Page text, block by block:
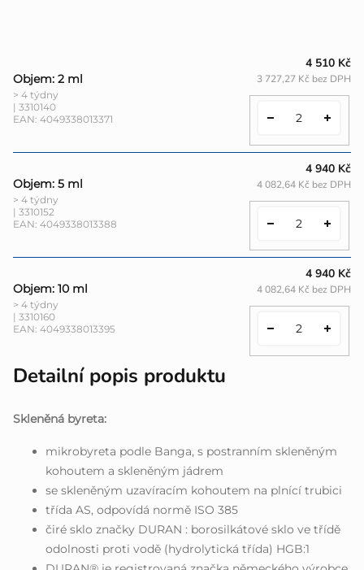
Objem: 2 ml
> 4 týdny
| 3310140
EAN: 4049338013371
4 510 Kč
3 727,27 Kč bez DPH
Objem: 5 ml
> 4 týdny
| 3310152
EAN: 4049338013388
4 940 Kč
4 082,64 Kč bez DPH
Objem: 10 ml
> 4 týdny
| 3310160
EAN: 4049338013395
4 940 Kč
4 082,64 Kč bez DPH
Detailní popis produktu
Skleněná byreta:
mikrobyreta podle Banga, s postranním skleněným
kohoutem a skleněným jádrem
se skleněným uzavíracím kohoutem na plnící trubici
třída AS, odpovídá normě ISO 385
čiré sklo značky DURAN : borosilkátové sklo ve třídě
odolnosti proti vodě (hydrolytická třída) HGB:1